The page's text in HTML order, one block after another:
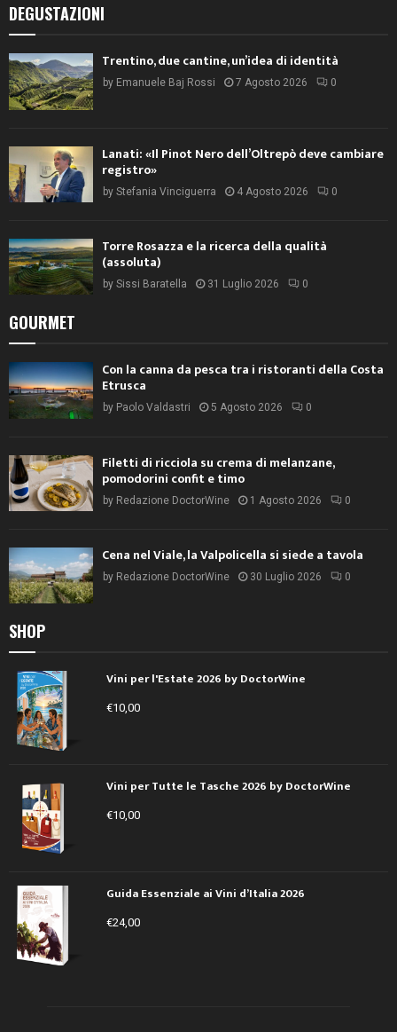
DEGUSTAZIONI
Trentino, due cantine, un’idea di identità
by Emanuele Baj Rossi 7 Agosto 2026 0
Lanati: «Il Pinot Nero dell’Oltrepò deve cambiare
registro»
by Stefania Vinciguerra 4 Agosto 2026 0
Torre Rosazza e la ricerca della qualità
(assoluta)
by Sissi Baratella 31 Luglio 2026 0
GOURMET
Con la canna da pesca tra i ristoranti della Costa
Etrusca
by Paolo Valdastri 5 Agosto 2026 0
Filetti di ricciola su crema di melanzane,
pomodorini confit e timo
by Redazione DoctorWine 1 Agosto 2026 0
Cena nel Viale, la Valpolicella si siede a tavola
by Redazione DoctorWine 30 Luglio 2026 0
SHOP
Vini per l'Estate 2026 by DoctorWine
€10,00
Vini per Tutte le Tasche 2026 by DoctorWine
€10,00
Guida Essenziale ai Vini d’Italia 2026
€24,00